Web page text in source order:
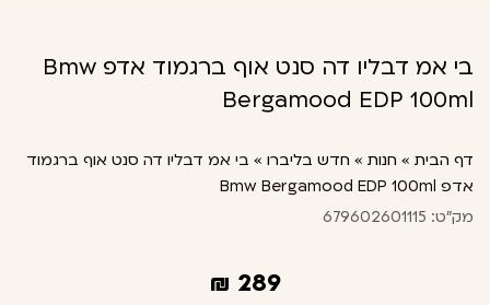
בי אמ דבליו דה סנט אוף ברגמוד אדפ Bmw
Bergamood EDP 100ml
דף הבית » חנות » חדש בליברו » בי אמ דבליו דה סנט אוף ברגמוד
אדפ Bmw Bergamood EDP 100ml
מק"ט: 679602601115
289
₪